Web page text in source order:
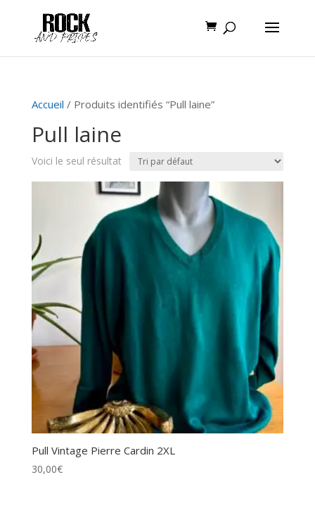
Accueil / Produits identifiés “Pull laine”
Pull laine
Voici le seul résultat
Pull Vintage Pierre Cardin 2XL
30,00€